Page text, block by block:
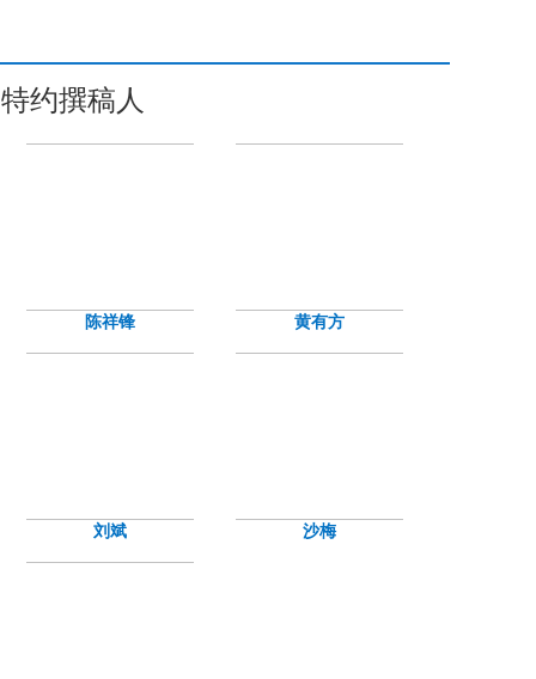
特约撰稿人
陈祥锋 黄有方
刘斌 沙梅